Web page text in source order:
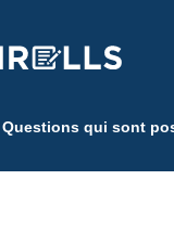
Questions qui sont